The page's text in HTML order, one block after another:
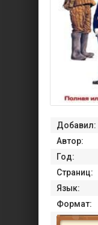
Добавил:
Автор:
Год:
Страниц:
Язык:
Формат: